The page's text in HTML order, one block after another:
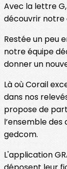
Avec la lettre G,
découvrir notre
Restée un peu
notre équipe
donner un
Là où Corail
dans nos
propose de
l’ensemble
gedcom.
L'application